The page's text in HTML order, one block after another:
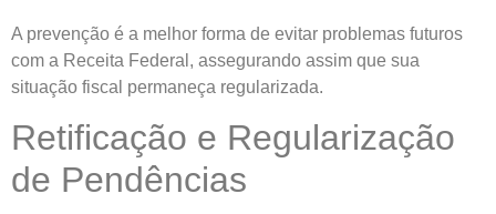
A prevenção é a melhor forma de evitar problemas futuros
com a Receita Federal, assegurando assim que sua
situação fiscal permaneça regularizada.
Retificação e Regularização
de Pendências